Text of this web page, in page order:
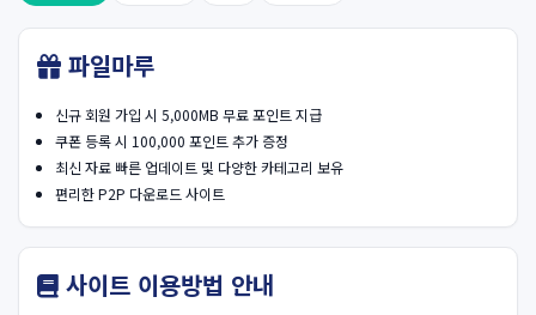
파일마루
신규 회원 가입 시 5,000MB 무료 포인트 지급
쿠폰 등록 시 100,000 포인트 추가 증정
최신 자료 빠른 업데이트 및 다양한 카테고리 보유
편리한 P2P 다운로드 사이트
사이트 이용방법 안내